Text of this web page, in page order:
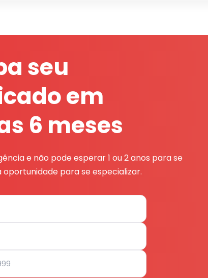
seu
em
6 meses
e não pode esperar 1 ou 2 anos para se
oportunidade para se especializar.